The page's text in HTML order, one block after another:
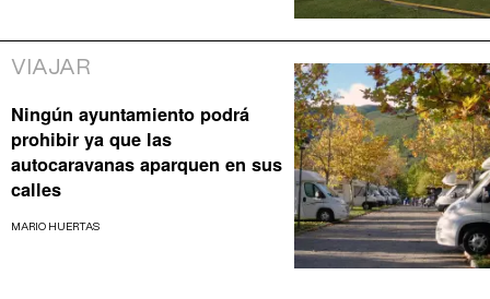
VIAJAR
Ningún ayuntamiento podrá
prohibir ya que las
autocaravanas aparquen en sus
calles
MARIO HUERTAS